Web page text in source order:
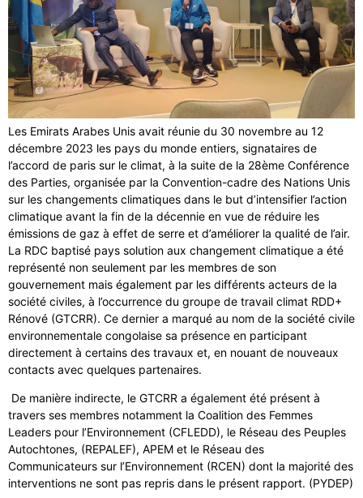
Les Emirats Arabes Unis avait réunie du 30 novembre au 12
décembre 2023 les pays du monde entiers, signataires de
l’accord de paris sur le climat, à la suite de la 28ème Conférence
des Parties, organisée par la Convention-cadre des Nations Unis
sur les changements climatiques dans le but d’intensifier l’action
climatique avant la fin de la décennie en vue de réduire les
émissions de gaz à effet de serre et d’améliorer la qualité de l’air.
La RDC baptisé pays solution aux changement climatique a été
représenté non seulement par les membres de son
gouvernement mais également par les différents acteurs de la
société civiles, à l’occurrence du groupe de travail climat RDD+
Rénové (GTCRR). Ce dernier a marqué au nom de la société civile
environnementale congolaise sa présence en participant
directement à certains des travaux et, en nouant de nouveaux
contacts avec quelques partenaires.
De manière indirecte, le GTCRR a également été présent à
travers ses membres notamment la Coalition des Femmes
Leaders pour l’Environnement (CFLEDD), le Réseau des Peuples
Autochtones, (REPALEF), APEM et le Réseau des
Communicateurs sur l’Environnement (RCEN) dont la majorité des
interventions ne sont pas repris dans le présent rapport. (PYDEP)